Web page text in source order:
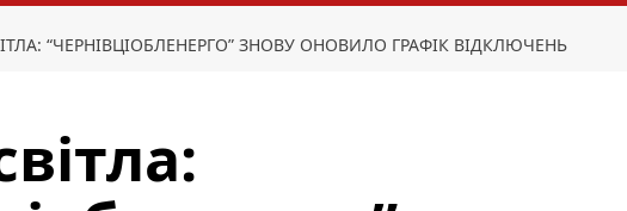
“ЧЕРНІВЦІОБЛЕНЕРГО” ЗНОВУ ОНОВИЛО ГРАФІК ВІДКЛЮЧЕНЬ